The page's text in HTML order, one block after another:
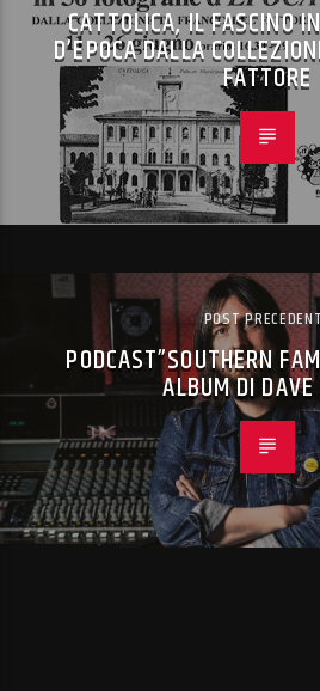
CATTOLICA, IL FASCINO
D’EPOCA DALLA
FATTORE
POST
PODCAST”SOUTHERN
ALBUM DI